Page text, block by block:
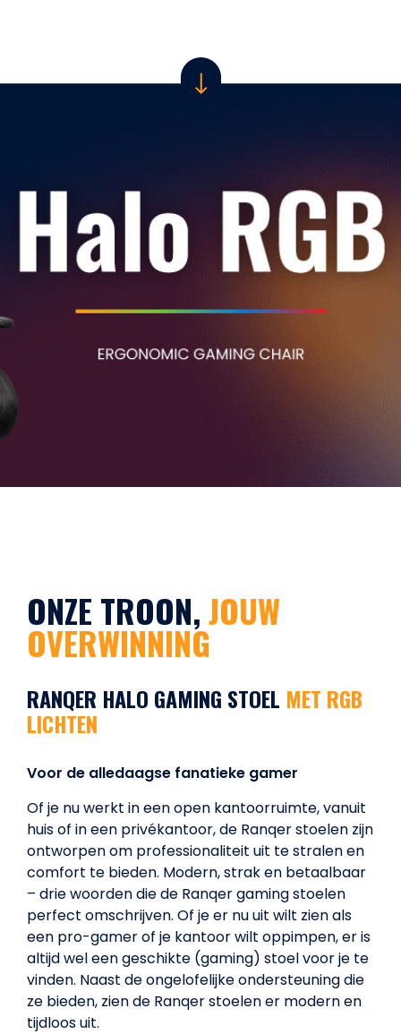
ONZE TROON,JOUW
OVERWINNING
RANQER HALO GAMING STOEL MET RGB
LICHTEN
Voor de alledaagse fanatieke gamer
Of je nu werkt in een open kantoorruimte, vanuit
huis of in een privékantoor, de Ranqer stoelen zijn
ontworpen om professionaliteit uit te stralen en
comfort te bieden. Modern, strak en betaalbaar
– drie woorden die de Ranqer gaming stoelen
perfect omschrijven. Of je er nu uit wilt zien als
een pro-gamer of je kantoor wilt oppimpen, er is
altijd wel een geschikte (gaming) stoel voor je te
vinden. Naast de ongelofelijke ondersteuning die
ze bieden, zien de Ranqer stoelen er modern en
tijdloos uit.